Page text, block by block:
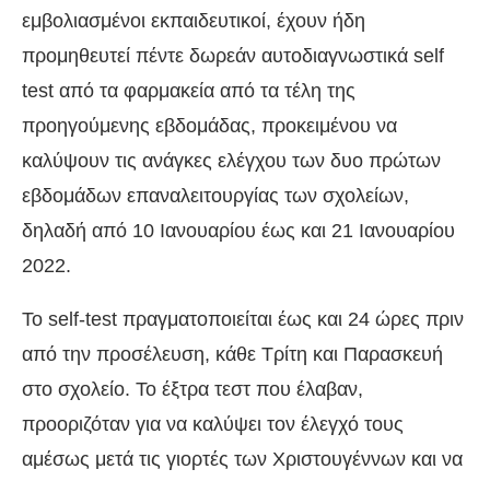
εμβολιασμένοι εκπαιδευτικοί, έχουν ήδη
προμηθευτεί πέντε δωρεάν αυτοδιαγνωστικά self
test από τα φαρμακεία από τα τέλη της
προηγούμενης εβδομάδας, προκειμένου να
καλύψουν τις ανάγκες ελέγχου των δυο πρώτων
εβδομάδων επαναλειτουργίας των σχολείων,
δηλαδή από 10 Ιανουαρίου έως και 21 Ιανουαρίου
2022.
Το self-test πραγματοποιείται έως και 24 ώρες πριν
από την προσέλευση, κάθε Τρίτη και Παρασκευή
στο σχολείο. Το έξτρα τεστ που έλαβαν,
προοριζόταν για να καλύψει τον έλεγχό τους
αμέσως μετά τις γιορτές των Χριστουγέννων και να